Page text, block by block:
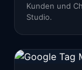
Kunden und
Studio.